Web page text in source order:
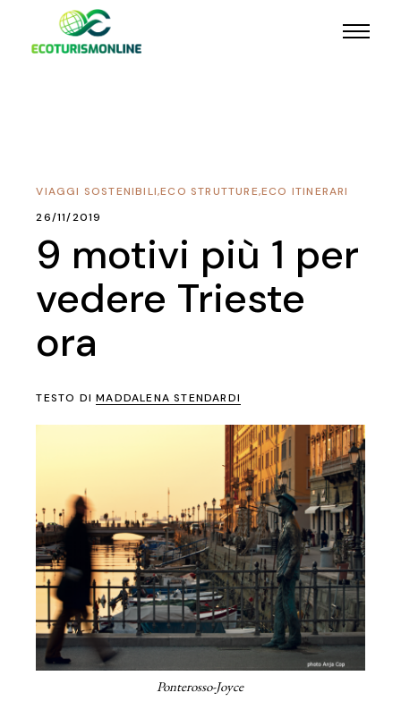
ECO ITINERARI
,
ECO STRUTTURE
,
VIAGGI SOSTENIBILI
26/11/2019
9 motivi più 1 per
vedere Trieste
ora
TESTO DIMADDALENA STENDARDI
Ponterosso-Joyce